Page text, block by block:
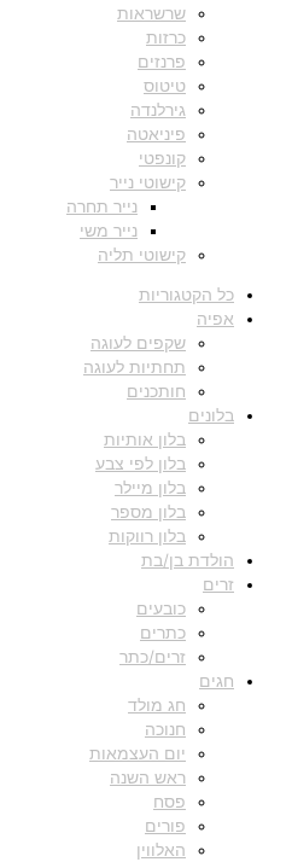
שרשראות
כרזות
פרנזים
טיטוס
גירלנדה
פיניאטה
קונפטי
קישוטי נייר
נייר תחרה
נייר משי
קישוטי תליה
כל הקטגוריות
אפיה
שקפים לעוגה
תחתיות לעוגה
חותכנים
בלונים
בלון אותיות
בלון לפי צבע
בלון מיילר
בלון מספר
בלון רווקות
הולדת בן/בת
זרים
כובעים
כתרים
זרים/כתר
חגים
חג מולד
חנוכה
יום העצמאות
ראש השנה
פסח
פורים
האלווין